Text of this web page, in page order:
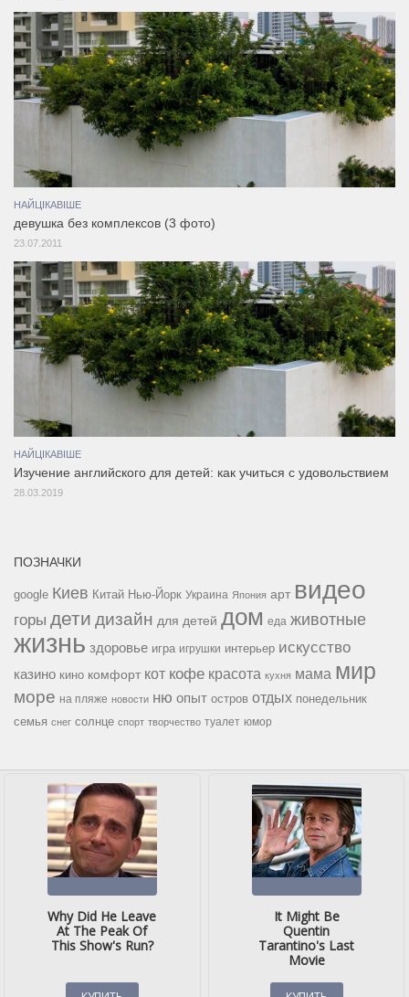
НАЙЦІКАВІШЕ
девушка без комплексов (3 фото)
23.07.2011
НАЙЦІКАВІШЕ
Изучение английского для детей: как учиться с удовольствием
28.03.2019
ПОЗНАЧКИ
google Киев Китай Нью-Йорк Украина Япония арт видео
горы дети дизайн для детей дом еда животные
жизнь здоровье игра игрушки интерьер искусство
казино кино комфорт кот кофе красота кухня мама мир
море на пляже новости ню опыт остров отдых понедельник
семья снег солнце спорт творчество туалет юмор